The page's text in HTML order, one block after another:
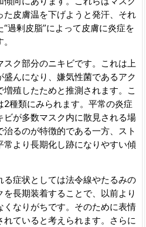
皮膚温を下げようと発汗、それ
過剰皮脂”によって皮膚に炎症を
ク部分のニキビです。これは上
んになり、嫌気性菌であるアク
殖したためと推測されます。こ
種類にみられます。平常の炎症
が多数マスク内に散見される場
るのが特徴的である一方、スト
より長期化し跡になりやすい傾
症状としては法令線やたるみの
長期装着することで、以前より
なりがちです。そのために表情
ていると考えられます。さらに